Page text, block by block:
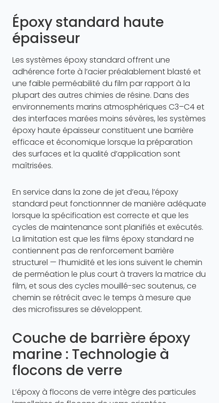
Époxy standard haute
épaisseur
Les systèmes époxy standard offrent une
adhérence forte à l’acier préalablement blasté et
une faible perméabilité du film par rapport à la
plupart des autres chimies de résine. Dans des
environnements marins atmosphériques C3–C4 et
des interfaces marées moins sévères, les systèmes
époxy haute épaisseur constituent une barrière
efficace et économique lorsque la préparation
des surfaces et la qualité d’application sont
maîtrisées.
En service dans la zone de jet d’eau, l’époxy
standard peut fonctionnner de manière adéquate
lorsque la spécification est correcte et que les
cycles de maintenance sont planifiés et exécutés.
La limitation est que les films époxy standard ne
contiennent pas de renforcement barrière
structurel — l’humidité et les ions suivent le chemin
de perméation le plus court à travers la matrice du
film, et sous des cycles mouillé-sec soutenus, ce
chemin se rétrécit avec le temps à mesure que
des microfissures se développent.
Couche de barrière époxy
marine : Technologie à
flocons de verre
L’époxy à flocons de verre intègre des particules